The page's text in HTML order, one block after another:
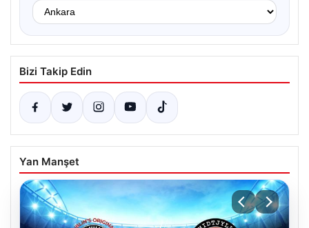
Bizi Takip Edin
Yan Manşet